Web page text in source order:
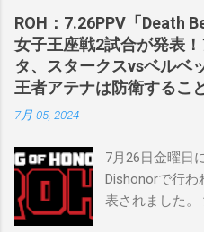
カーン社長にス
2023年にスケ
れました。スケ
文化の過去、現
とができること
好きです。」
割を果たして
をとても誇りに
ROH：7.26PPV「Death
女子王座戦2試合が発表
タ、スタークスvsベルベ
王者アテナは防衛するこ
7月 05, 2024
7月26日金曜日
Dishonorで行
表されました。